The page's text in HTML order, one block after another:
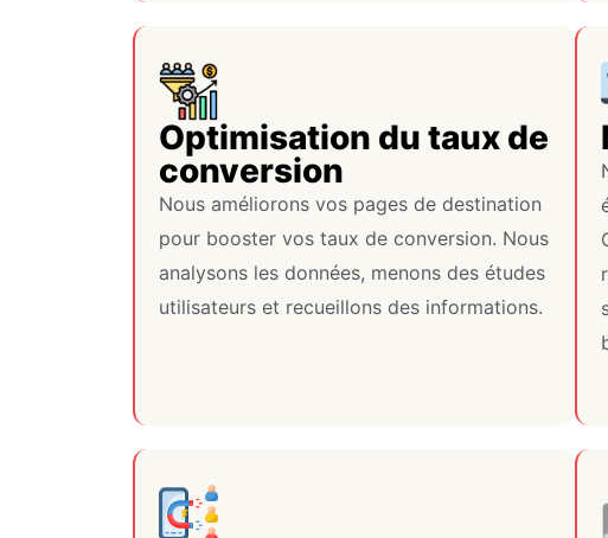
Optimisation du taux de
conversion
Nous améliorons vos pages de destination
pour booster vos taux de conversion. Nous
analysons les données, menons des études
utilisateurs et recueillons des informations.